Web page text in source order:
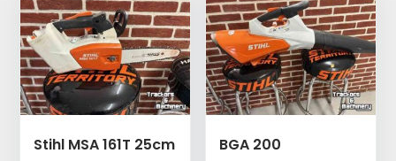
Stihl MSA 161T 25cm
BGA 200